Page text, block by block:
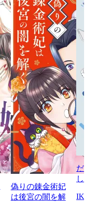
偽りの錬金術妃
は後宮の闇を解
だ
し